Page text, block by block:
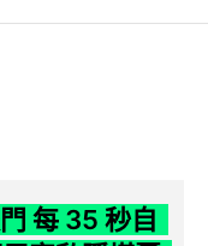
每 35 秒自